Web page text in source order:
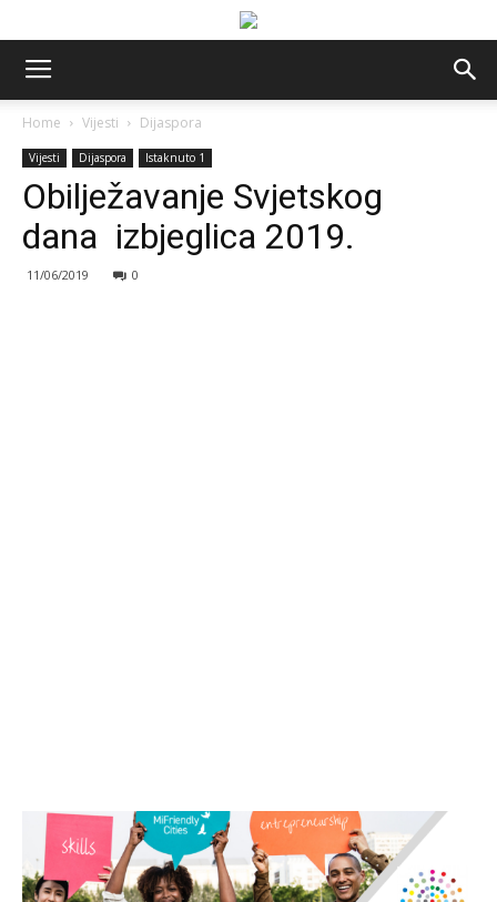
Home Vijesti Dijaspora
Vijesti Dijaspora Istaknuto 1
Obilježavanje Svjetskog
dana izbjeglica 2019.
11/06/2019 0